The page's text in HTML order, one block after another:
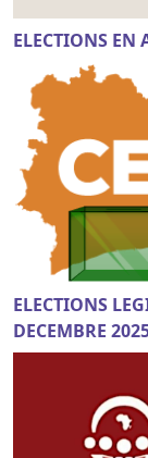
ELECTIONS EN
ELECTIONS
DECEMBRE